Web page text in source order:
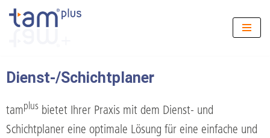
springen
Dienst-/Schichtplaner
tamplus bietet Ihrer Praxis mit dem Dienst- und
Schichtplaner eine optimale Lösung für eine einfache und